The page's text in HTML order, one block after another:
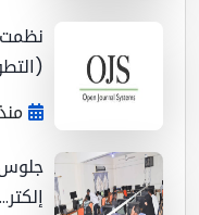
نظمت
(التطوي...
منذ
إلكتر...